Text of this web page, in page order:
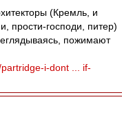
(Кремль, и
прости-господи, питер)
пожимают
i-dont ... if-